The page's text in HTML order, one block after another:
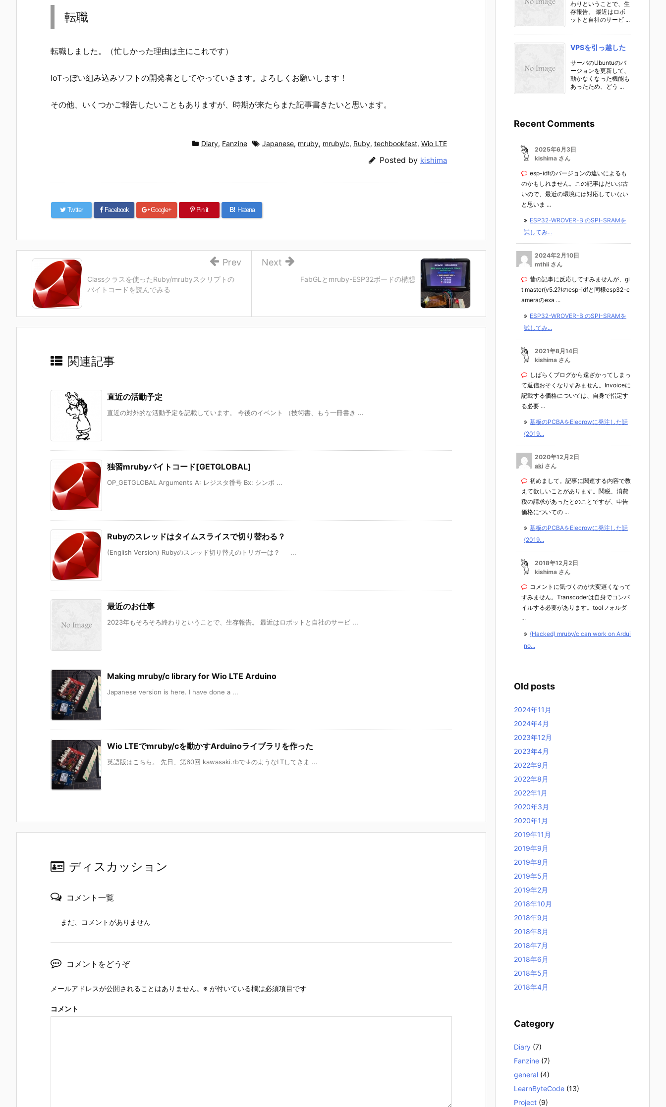
転職
転職しました。（忙しかった理由は主にこれです）
IoTっぽい組み込みソフトの開発者としてやっていきます。よろしくお願いします！
その他、いくつかご報告したいこともありますが、時期が来たらまた記事書きたいと思います。
Diary, Fanzine Japanese, mruby, mruby/c, Ruby, techbookfest, Wio LTE
Posted by kishima
Twitter Facebook Google+ Pin it B! Hatena
FabGLとmruby-ESP32ボードの構想
Next
Classクラスを使ったRuby/mrubyスクリプトの
バイトコードを読んでみる
Prev
関連記事
直近の活動予定
直近の対外的な活動予定を記載しています。 今後のイベント （技術書、もう一冊書き ...
独習mrubyバイトコード[GETGLOBAL]
OP_GETGLOBAL Arguments A: レジスタ番号 Bx: シンボ ...
Rubyのスレッドはタイムスライスで切り替わる？
(English Version) Rubyのスレッド切り替えのトリガーは？ ...
最近のお仕事
2023年もそろそろ終わりということで、生存報告。 最近はロボットと自社のサービ ...
Making mruby/c library for Wio LTE Arduino
Japanese version is here. I have done a ...
Wio LTEでmruby/cを動かすArduinoライブラリを作った
英語版はこちら。 先日、第60回 kawasaki.rbで↓のようなLTしてきま ...
ディスカッション
コメント一覧
まだ、コメントがありません
コメントをどうぞ
メールアドレスが公開されることはありません。 ※ が付いている欄は必須項目です
コメント
わりということで、生
存報告。 最近はロボ
ットと自社のサービ ...
VPSを引っ越した
サーバのUbuntuのバ
ージョンを更新して、
動かなくなった機能も
あったため、どう ...
Recent Comments
2025年6月3日
kishima さん
esp-idfのバージョンの違いによるも
のかもしれません。この記事はだいぶ古
いので、最近の環境には対応していない
と思いま ...
ESP32-WROVER-B のSPI-SRAMを
試してみ...
2024年2月10日
mthii さん
昔の記事に反応してすみませんが、gi
t master(v5.2?)のesp-idfと同様esp32-c
ameraのexa ...
ESP32-WROVER-B のSPI-SRAMを
試してみ...
2021年8月14日
kishima さん
しばらくブログから遠ざかってしまっ
て返信おそくなりすみません。Invoiceに
記載する価格については、自身で指定す
る必要 ...
基板のPCBAをElecrowに発注した話
(2019...
2020年12月2日
aki さん
初めまして。記事に関連する内容で教
えて欲しいことがあります。関税、消費
税の請求があったとのことですが、申告
価格についての ...
基板のPCBAをElecrowに発注した話
(2019...
2018年12月2日
kishima さん
コメントに気づくのが大変遅くなって
すみません。Transcoderは自身でコンパ
イルする必要があります。toolフォルダ
...
(Hacked) mruby/c can work on Ardui
no...
Old posts
2024年11月
2024年4月
2023年12月
2023年4月
2022年9月
2022年8月
2022年1月
2020年3月
2020年1月
2019年11月
2019年9月
2019年8月
2019年5月
2019年2月
2018年10月
2018年9月
2018年8月
2018年7月
2018年6月
2018年5月
2018年4月
Category
Diary (7)
Fanzine (7)
general (4)
LearnByteCode (13)
Project (9)